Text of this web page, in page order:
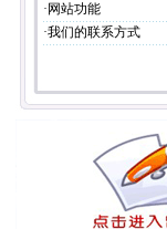
· 网站功能
·我们的联系方式